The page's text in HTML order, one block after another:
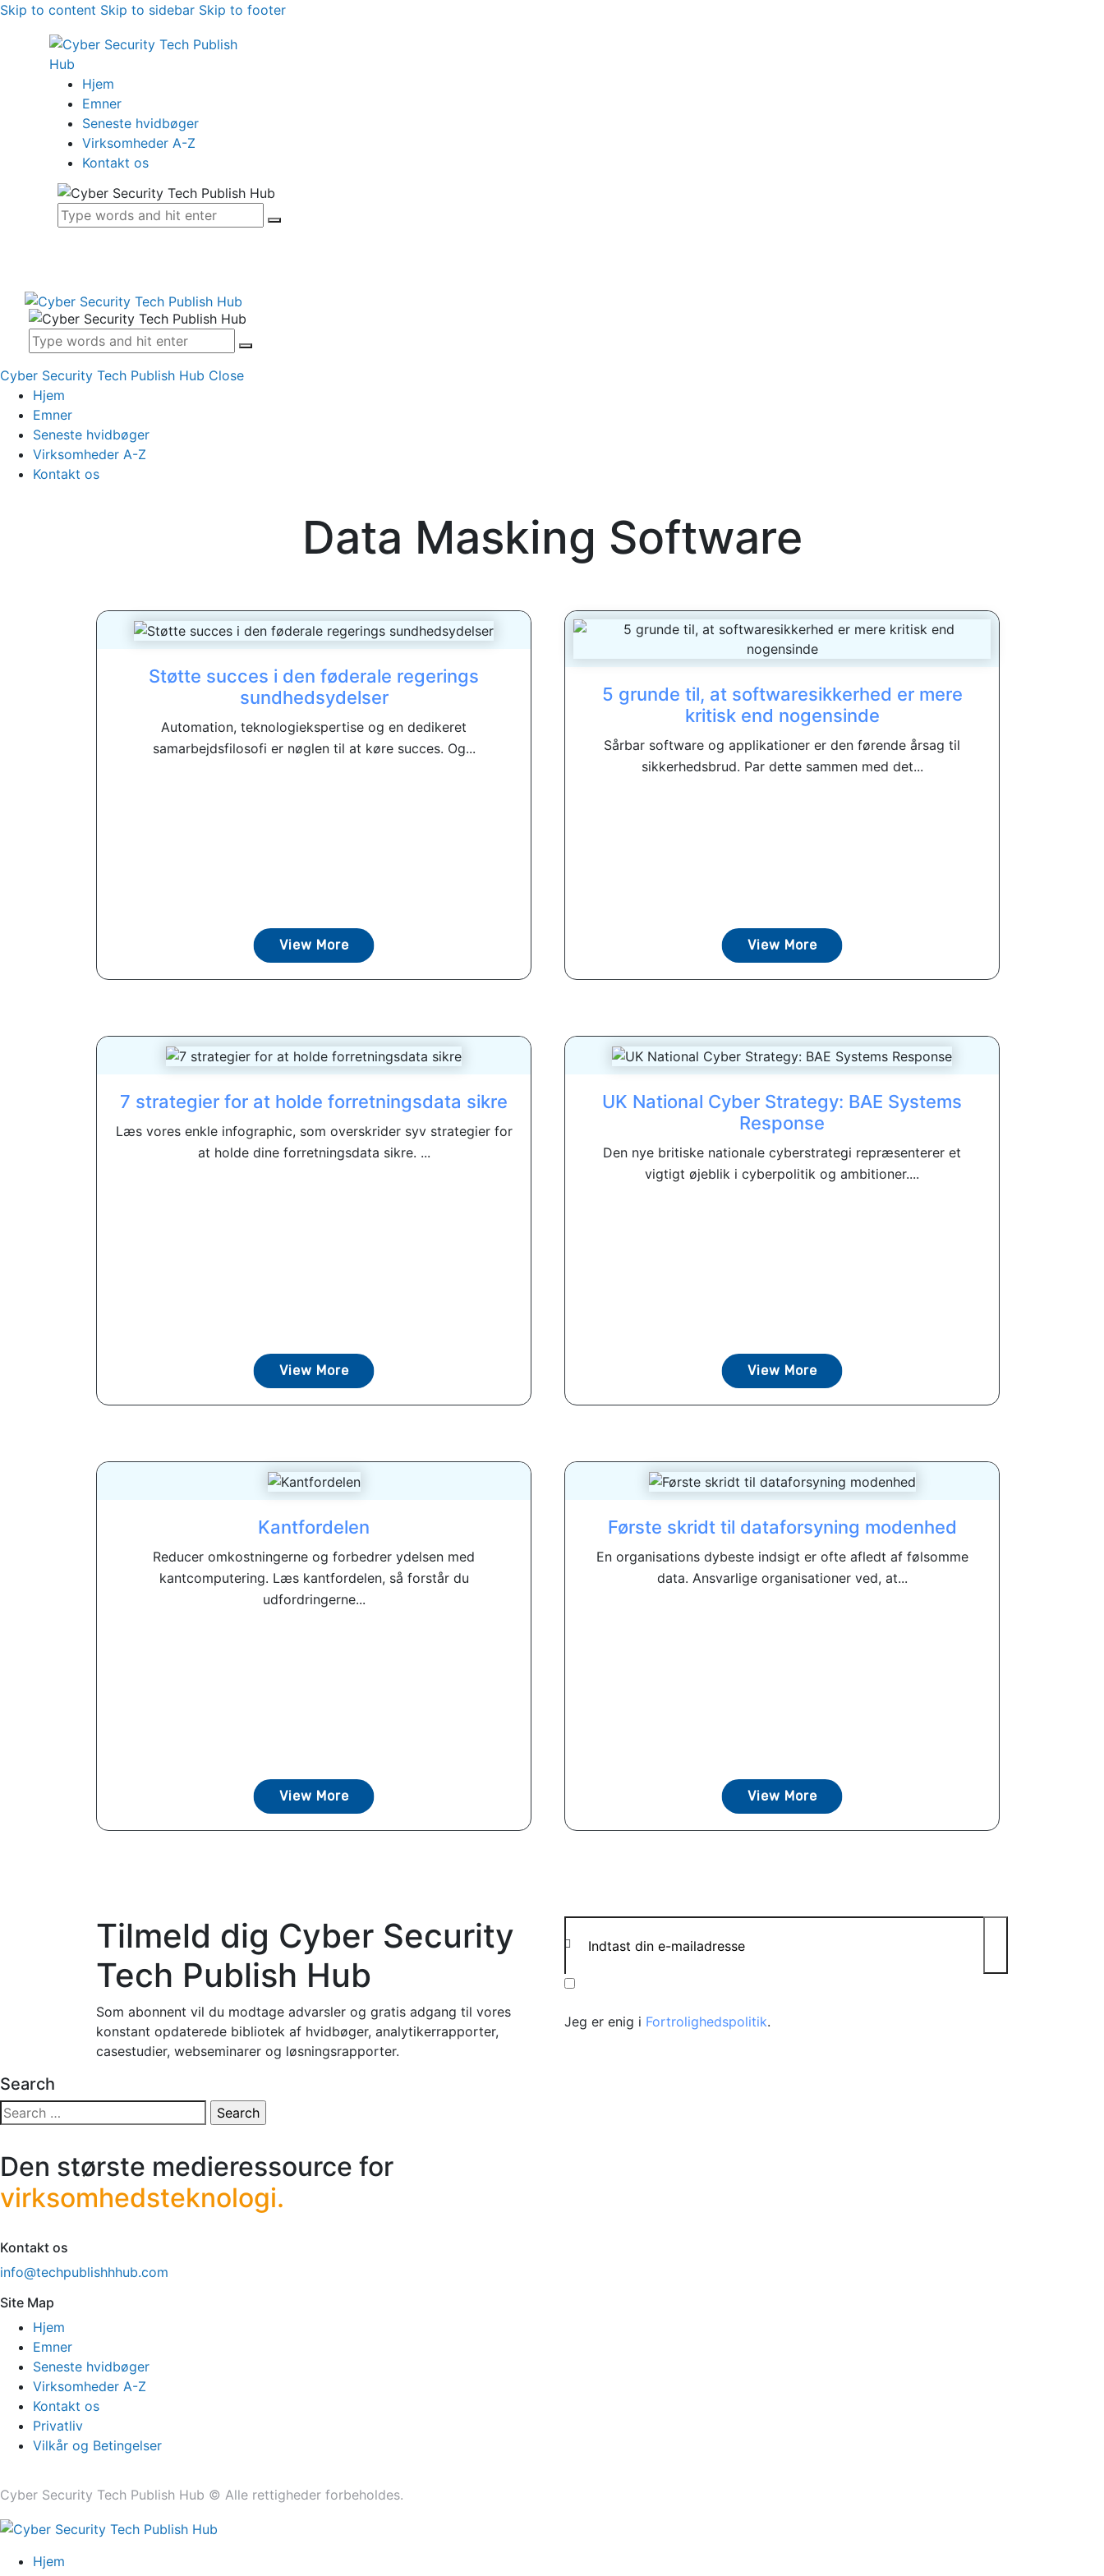
Skip to content Skip to sidebar Skip to footer
Hjem
Emner
Seneste hvidbøger
Virksomheder A-Z
Kontakt os
Cyber Security Tech Publish Hub Close
Hjem
Emner
Seneste hvidbøger
Virksomheder A-Z
Kontakt os
Data Masking Software
Støtte succes i den føderale regerings
sundhedsydelser
Automation, teknologiekspertise og en dedikeret
samarbejdsfilosofi er nøglen til at køre succes. Og...
View More
5 grunde til, at softwaresikkerhed er mere
kritisk end nogensinde
Sårbar software og applikationer er den førende årsag til
sikkerhedsbrud. Par dette sammen med det...
View More
7 strategier for at holde forretningsdata sikre
Læs vores enkle infographic, som overskrider syv strategier for
at holde dine forretningsdata sikre. ...
View More
UK National Cyber ​​Strategy: BAE Systems
Response
Den nye britiske nationale cyberstrategi repræsenterer et
vigtigt øjeblik i cyberpolitik og ambitioner....
View More
Kantfordelen
Reducer omkostningerne og forbedrer ydelsen med
kantcomputering. Læs kantfordelen, så forstår du
udfordringerne...
View More
Første skridt til dataforsyning modenhed
En organisations dybeste indsigt er ofte afledt af følsomme
data. Ansvarlige organisationer ved, at...
View More
Tilmeld dig Cyber Security
Tech Publish Hub
Som abonnent vil du modtage advarsler og gratis adgang til vores
konstant opdaterede bibliotek af hvidbøger, analytikerrapporter,
casestudier, webseminarer og løsningsrapporter.
Jeg er enig i Fortrolighedspolitik.
Search
Search
for:
Den største medieressource for
virksomhedsteknologi.
Kontakt os
info@techpublishhhub.com
Site Map
Hjem
Emner
Seneste hvidbøger
Virksomheder A-Z
Kontakt os
Privatliv
Vilkår og Betingelser
Cyber ​​Security Tech Publish Hub © Alle rettigheder forbeholdes.
Hjem